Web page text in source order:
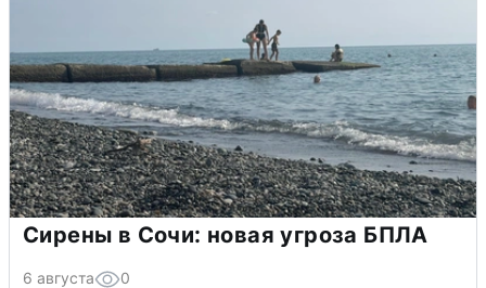
Сирены в Сочи: новая угроза БПЛА
6 августа 0